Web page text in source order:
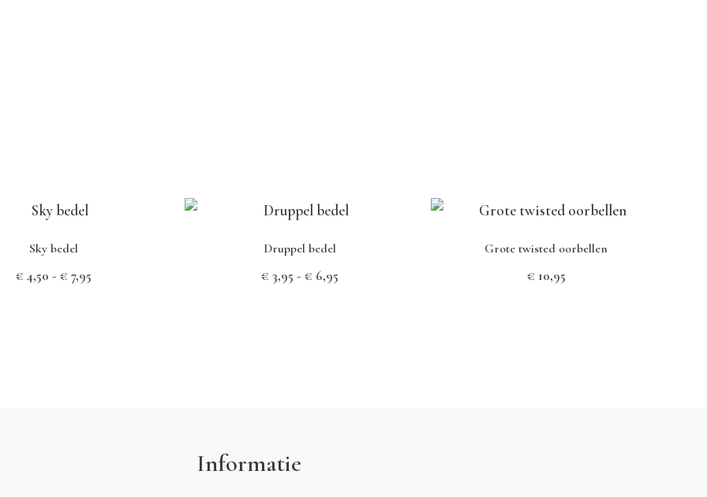
Sky bedel
€ 4,50 - € 7,95Prijsklasse:
Druppel bedel
€ 3,95 - € 6,95
Grote twisted oorbellen
€ 10,95
Informatie